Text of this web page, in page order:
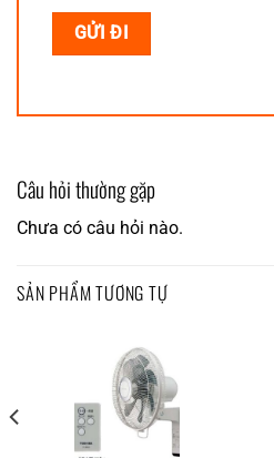
Câu hỏi thường gặp
Chưa có câu hỏi nào.
SẢN PHẨM TƯƠNG TỰ